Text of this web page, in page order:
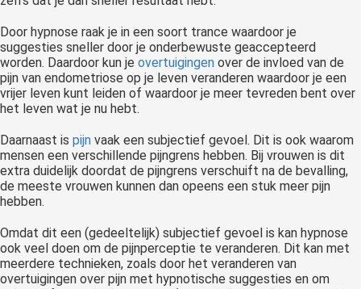
Door hypnose raak je in een soort trance waardoor je
suggesties sneller door je onderbewuste geaccepteerd
worden. Daardoor kun je overtuigingen over de invloed van de
pijn van endometriose op je leven veranderen waardoor je een
vrijer leven kunt leiden of waardoor je meer tevreden bent over
het leven wat je nu hebt.
Daarnaast is pijn vaak een subjectief gevoel. Dit is ook waarom
mensen een verschillende pijngrens hebben. Bij vrouwen is dit
extra duidelijk doordat de pijngrens verschuift na de bevalling,
de meeste vrouwen kunnen dan opeens een stuk meer pijn
hebben.
Omdat dit een (gedeeltelijk) subjectief gevoel is kan hypnose
ook veel doen om de pijnperceptie te veranderen. Dit kan met
meerdere technieken, zoals door het veranderen van
overtuigingen over pijn met hypnotische suggesties en om